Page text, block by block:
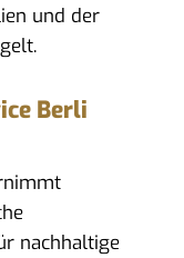
und der
Berli
nachhaltige